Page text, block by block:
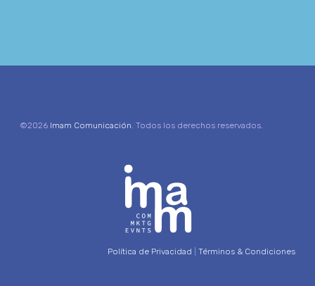
©2026 Imam Comunicación. Todos los derechos reservados.
Política de Privacidad Términos & Condiciones